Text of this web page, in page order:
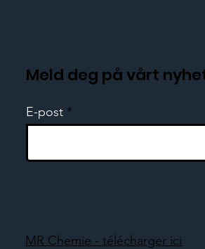
Meld deg på vårt
E-post
MR Chemie - télécharger ici